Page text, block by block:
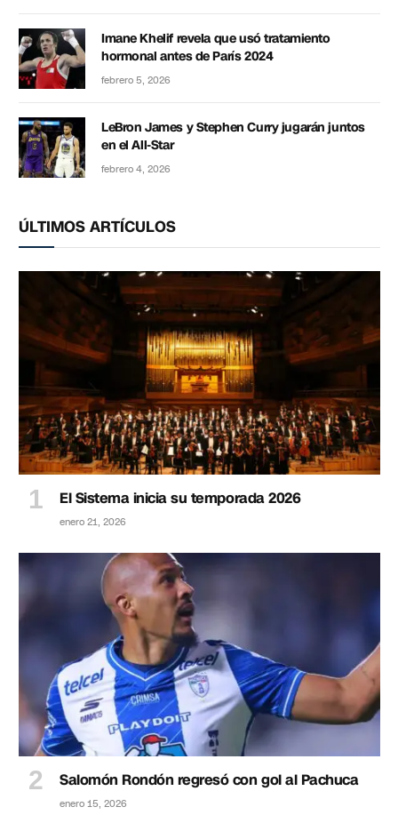
Imane Khelif revela que usó tratamiento
hormonal antes de París 2024
febrero 5, 2026
LeBron James y Stephen Curry jugarán juntos
en el All-Star
febrero 4, 2026
ÚLTIMOS ARTÍCULOS
El Sistema inicia su temporada 2026
enero 21, 2026
Salomón Rondón regresó con gol al Pachuca
enero 15, 2026